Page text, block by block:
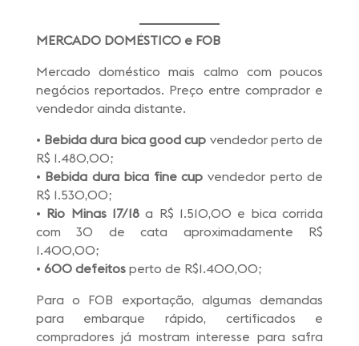
MERCADO DOMÉSTICO e FOB
Mercado doméstico mais calmo com poucos
negócios reportados. Preço entre comprador e
vendedor ainda distante.
• Bebida dura bica good cup vendedor perto de
R$ 1.480,00;
• Bebida dura bica fine cup vendedor perto de
R$ 1.530,00;
• Rio Minas 17/18a R$ 1.510,00 e bica corrida
com 30 de cata aproximadamente R$
1.400,00;
• 600 defeitosperto de R$1.400,00;
Para o FOB exportação, algumas demandas
para embarque rápido, certificados e
compradores já mostram interesse para safra